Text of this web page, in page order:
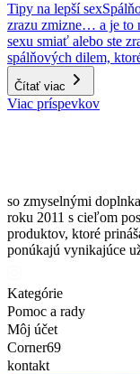
Tipy na lepší sex
zrazu zmizne… a je to
sexu smiať alebo ste
spálňových dilem,
Čítať viac
Viac príspevkov
so zmyselnými
roku 2011 s cieľom
produktov, ktoré
ponúkajú vynikajúce
Kategórie
Pomoc a rady
Môj účet
Corner69
kontakt